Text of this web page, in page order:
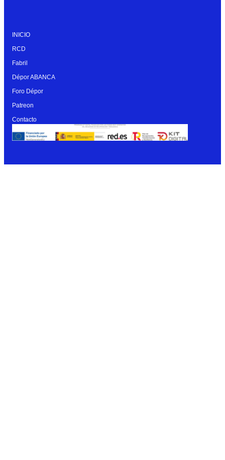
INICIO
RCD
Fabril
Dépor ABANCA
Foro Dépor
Patreon
Contacto